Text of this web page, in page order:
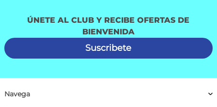
ÚNETE AL CLUB Y RECIBE OFERTAS DE
BIENVENIDA
Suscribete
Navega